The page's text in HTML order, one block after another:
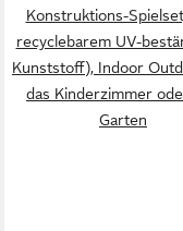
Konstruktions-
recyclebarem UV-
Kunststoff), Indoor
das Kinderzimmer
Garten